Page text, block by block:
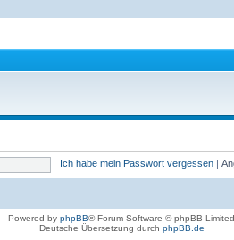
Ich habe mein Passwort vergessen
Powered by phpBB® Forum Software © phpBB Limited
Deutsche Übersetzung durch phpBB.de